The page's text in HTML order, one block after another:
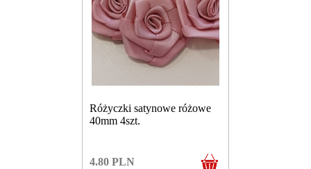
Różyczki satynowe różowe
40mm 4szt.
4.80 PLN